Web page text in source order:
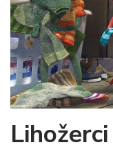
Lihožerci